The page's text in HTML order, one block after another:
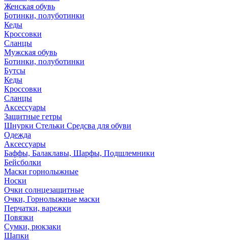
Женская обувь
Ботинки, полуботинки
Кеды
Кроссовки
Сланцы
Мужская обувь
Ботинки, полуботинки
Бутсы
Кеды
Кроссовки
Сланцы
Аксессуары
Защитные гетры
Шнурки Стельки Средсва для обуви
Одежда
Аксессуары
Баффы, Балаклавы, Шарфы, Подшлемники
Бейсболки
Маски горнолыжные
Носки
Очки солнцезащитные
Очки, Горнолыжные маски
Перчатки, варежки
Повязки
Сумки, рюкзаки
Шапки